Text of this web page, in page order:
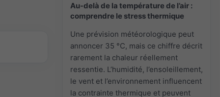
Au-delà de la température de l’air :
comprendre le stress thermique
Une prévision météorologique peut
annoncer 35 °C, mais ce chiffre décrit
rarement la chaleur réellement
ressentie. L’humidité, l’ensoleillement,
le vent et l’environnement influencent
la contrainte thermique et peuvent